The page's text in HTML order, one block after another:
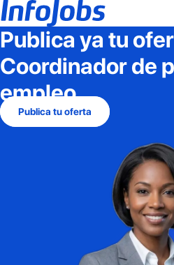
Publica ya tu
Coordinador de
empleo
Publica tu oferta